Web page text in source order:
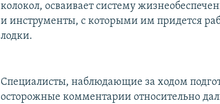
колокол, осваивает систему
и инструменты, с которыми им придется
лодки.
Специалисты, наблюдающие за ходом
осторожные комментарии относительно